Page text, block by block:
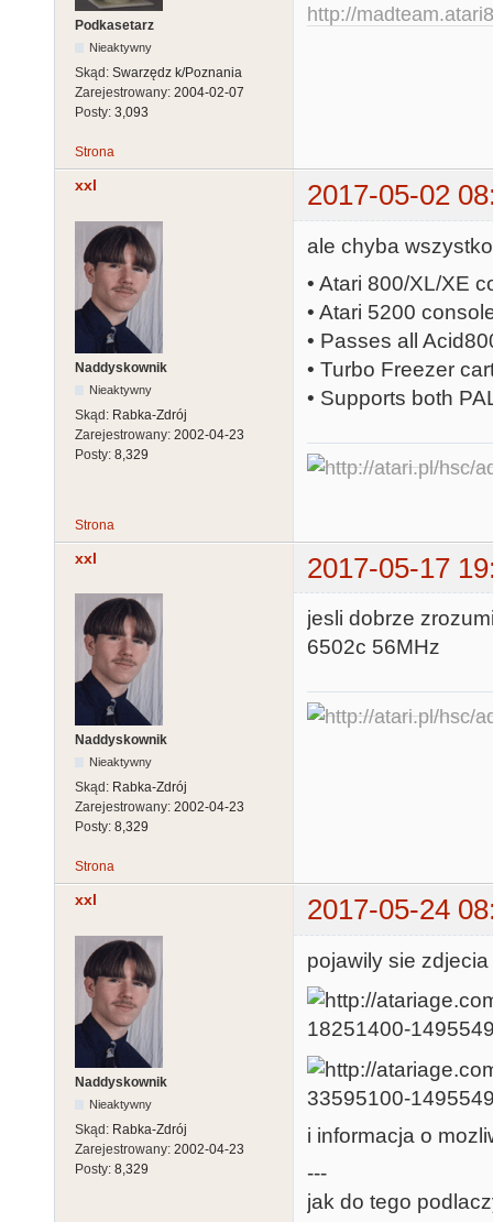
Podkasetarz
Nieaktywny
Skąd: Swarzędz k/Poznania
Zarejestrowany: 2004-02-07
Posty: 3,093
http://
Strona
xxl 2017-05-02
Naddyskownik
Nieaktywny
Skąd: Rabka-Zdrój
Zarejestrowany: 2002-04-23
Posty: 8,329
ale chyba
• Atari 800/XL/XE
• Atari 5200
• Passes all
• Turbo Freezer
• Supports both
Strona
xxl 2017-05-17
Naddyskownik
Nieaktywny
Skąd: Rabka-Zdrój
Zarejestrowany: 2002-04-23
Posty: 8,329
jesli dobrze
6502c 56MHz
Strona
xxl 2017-05-24
Naddyskownik
Nieaktywny
Skąd: Rabka-Zdrój
Zarejestrowany: 2002-04-23
Posty: 8,329
pojawily sie
i informacja o
---
jak do tego